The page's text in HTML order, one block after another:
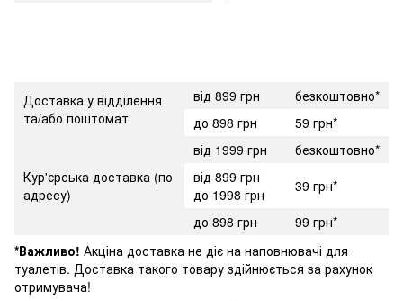
Доставка у відділення
та/або поштомат
від 899 грн
безкоштовно*
до 898 грн
59 грн*
Кур'єрська доставка (по
адресу)
від 1999 грн
безкоштовно*
від 899 грн
до 1998 грн
39 грн*
до 898 грн
99 грн*
*Важливо! Акціна доставка не діє на наповнювачі для
туалетів. Доставка такого товару здійнюється за рахунок
отримувача!